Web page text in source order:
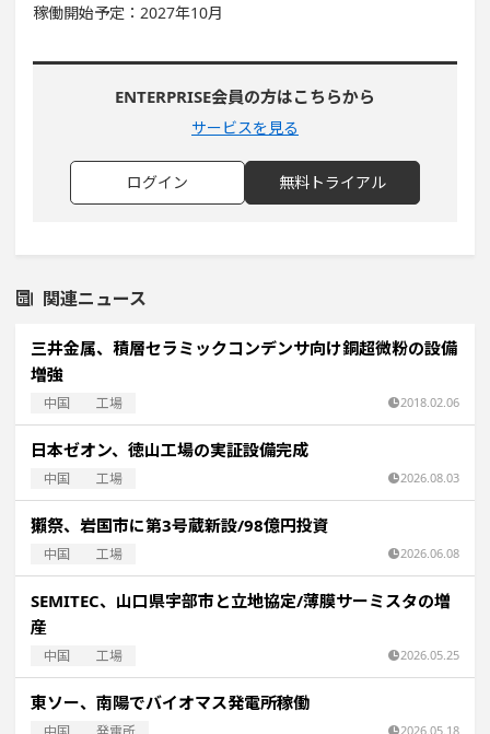
稼働開始予定：2027年10月
ENTERPRISE会員の方はこちらから
サービスを見る
ログイン 無料トライアル
関連ニュース
三井金属、積層セラミックコンデンサ向け銅超微粉の設備
増強
中国 工場 2018.02.06
日本ゼオン、徳山工場の実証設備完成
中国 工場 2026.08.03
獺祭、岩国市に第3号蔵新設/98億円投資
中国 工場 2026.06.08
SEMITEC、山口県宇部市と立地協定/薄膜サーミスタの増
産
中国 工場 2026.05.25
東ソー、南陽でバイオマス発電所稼働
2026.05.18